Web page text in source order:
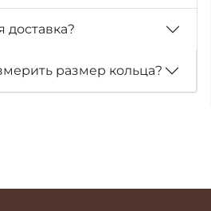
доставка?
размер кольца?